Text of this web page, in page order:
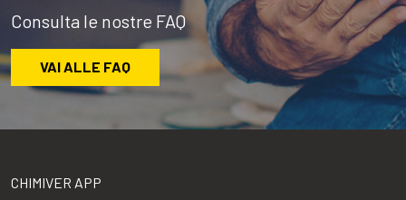
Consulta le nostre FAQ
VAI ALLE FAQ
CHIMIVER APP